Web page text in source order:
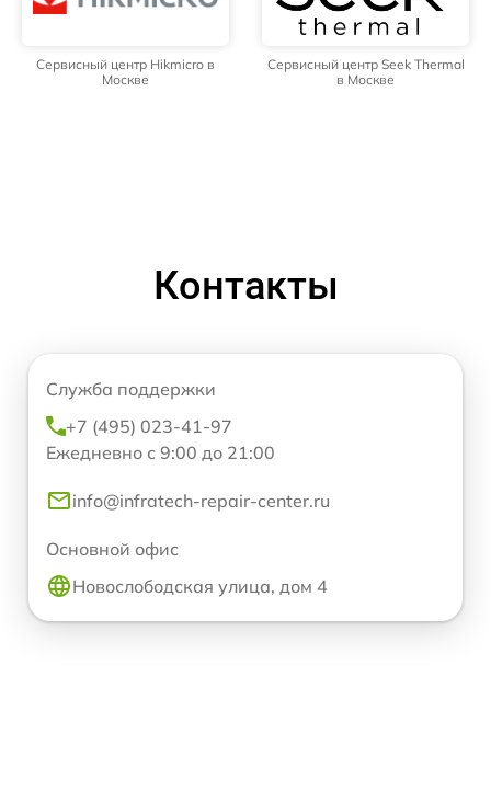
Сервисный центр Hikmicro в
Москве
Сервисный центр Seek Thermal
в Москве
Контакты
Служба поддержки
+7 (495) 023-41-97
Ежедневно с 9:00 до 21:00
info@infratech-repair-center.ru
Основной офис
Новослободская улица, дом 4